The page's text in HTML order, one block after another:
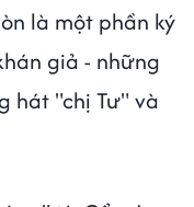
là một phần ký
giả - những
hát "chị Tư" và